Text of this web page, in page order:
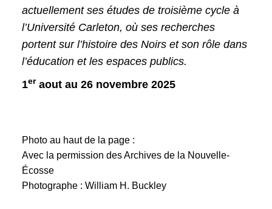
actuellement ses études de troisième cycle à
l’Université Carleton, où ses recherches
portent sur l’histoire des Noirs et son rôle dans
l’éducation et les espaces publics.
1eraout au 26 novembre 2025
Photo au haut de la page :
Avec la permission des Archives de la Nouvelle-
Écosse
Photographe : William H. Buckley